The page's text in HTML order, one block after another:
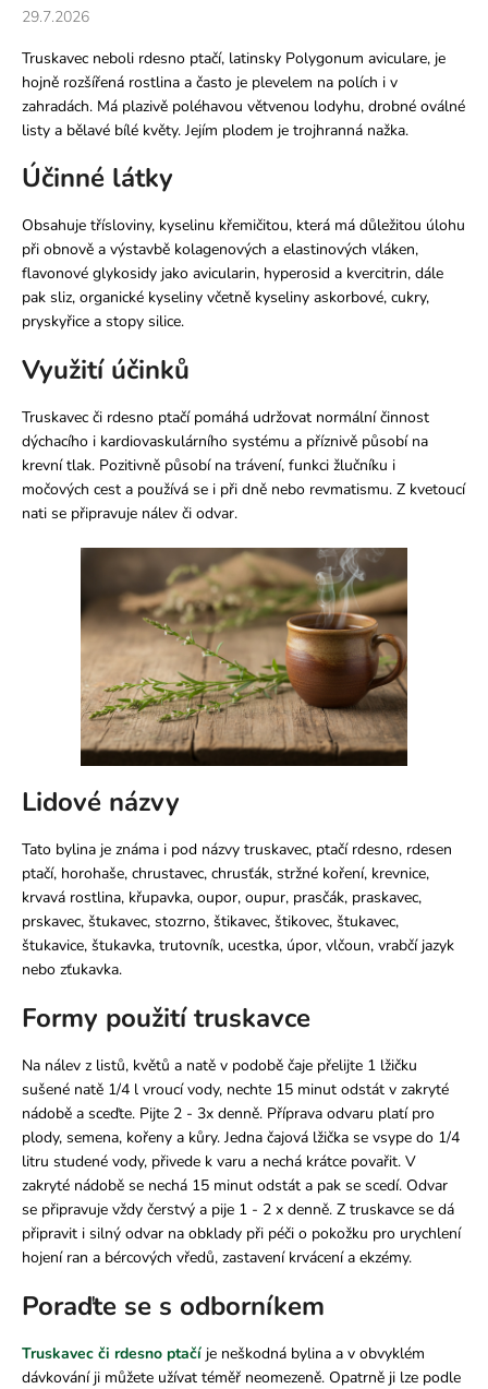
29.7.2026
Truskavec neboli rdesno ptačí, latinsky Polygonum aviculare, je
hojně rozšířená rostlina a často je plevelem na polích i v
zahradách. Má plazivě poléhavou větvenou lodyhu, drobné oválné
listy a bělavé bílé květy. Jejím plodem je trojhranná nažka.
Účinné látky
Obsahuje třísloviny, kyselinu křemičitou, která má důležitou úlohu
při obnově a výstavbě kolagenových a elastinových vláken,
flavonové glykosidy jako avicularin, hyperosid a kvercitrin, dále
pak sliz, organické kyseliny včetně kyseliny askorbové, cukry,
pryskyřice a stopy silice.
Využití účinků
Truskavec či rdesno ptačí pomáhá udržovat normální činnost
dýchacího i kardiovaskulárního systému a příznivě působí na
krevní tlak. Pozitivně působí na trávení, funkci žlučníku i
močových cest a používá se i při dně nebo revmatismu. Z kvetoucí
nati se připravuje nálev či odvar.
Lidové názvy
Tato bylina je známa i pod názvy truskavec, ptačí rdesno, rdesen
ptačí, horohaše, chrustavec, chrusťák, stržné koření, krevnice,
krvavá rostlina, křupavka, oupor, oupur, prasčák, praskavec,
prskavec, štukavec, stozrno, štikavec, štikovec, štukavec,
štukavice, štukavka, trutovník, ucestka, úpor, vlčoun, vrabčí jazyk
nebo zťukavka.
Formy použitítruskavce
Na nálev z listů, květů a natě v podobě čaje přelijte 1 lžičku
sušené natě 1/4 l vroucí vody, nechte 15 minut odstát v zakryté
nádobě a sceďte. Pijte 2 - 3x denně. Příprava odvaru platí pro
plody, semena, kořeny a kůry. Jedna čajová lžička se vsype do 1/4
litru studené vody, přivede k varu a nechá krátce povařit. V
zakryté nádobě se nechá 15 minut odstát a pak se scedí. Odvar
se připravuje vždy čerstvý a pije 1 - 2 x denně. Z truskavce se dá
připravit i silný odvar na obklady při péči o pokožku pro urychlení
hojení ran a bércových vředů, zastavení krvácení a ekzémy.
Poraďte se s odborníkem
Truskavec či rdesno ptačí je neškodná bylina a v obvyklém
dávkování ji můžete užívat téměř neomezeně. Opatrně ji lze podle
a
j
í
t
?
HLEDAT
o
o
r
u
č
u